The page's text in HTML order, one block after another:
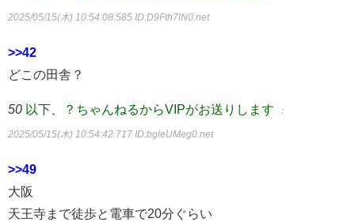
2025/05/15(木) 10:54:08.585 ID:D9Fth7lN0.net
>>42
どこの田舎？
50 以下、？ちゃんねるからVIPがお送りします ：
2025/05/15(木) 10:54:42.717 ID:bgleUMeg0.net
>>49
大阪
天王寺まで徒歩と電車で20分ぐらい